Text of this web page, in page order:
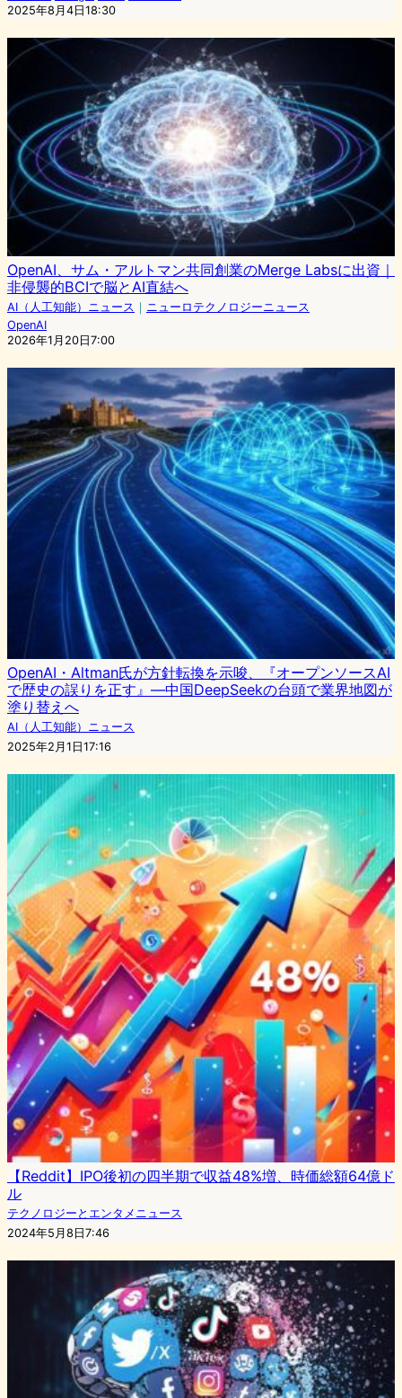
2025年8月4日18:30
OpenAI、サム・アルトマン共同創業のMerge Labsに出資｜
非侵襲的BCIで脳とAI直結へ
AI（人工知能）ニュース ｜ ニューロテクノロジーニュース
OpenAI
2026年1月20日7:00
OpenAI・Altman氏が方針転換を示唆、『オープンソースAI
で歴史の誤りを正す』―中国DeepSeekの台頭で業界地図が
塗り替えへ
AI（人工知能）ニュース
2025年2月1日17:16
【Reddit】IPO後初の四半期で収益48%増、時価総額64億ド
ル
テクノロジーとエンタメニュース
2024年5月8日7:46